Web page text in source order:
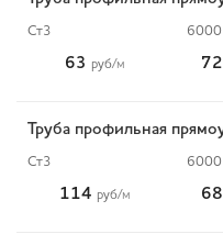
Ст3 6000
63 руб/м
Труба профильная
Ст3 6000
114 руб/м